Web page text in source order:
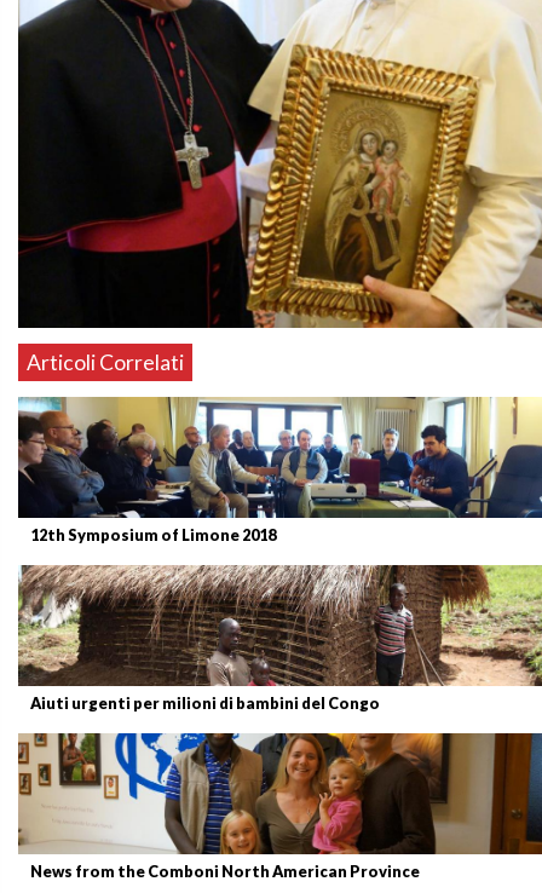
Articoli Correlati
12th Symposium of Limone 2018
Aiuti urgenti per milioni di bambini del Congo
News from the Comboni North American Province